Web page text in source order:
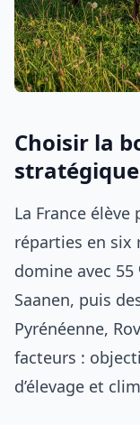
Choisir la
stratégique
La France
réparties en six
domine avec
Saanen, puis
Pyrénéenne,
facteurs :
d’élevage et